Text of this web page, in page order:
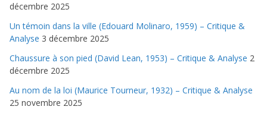
décembre 2025
Un témoin dans la ville (Edouard Molinaro, 1959) – Critique &
Analyse 3 décembre 2025
Chaussure à son pied (David Lean, 1953) – Critique & Analyse 2
décembre 2025
Au nom de la loi (Maurice Tourneur, 1932) – Critique & Analyse
25 novembre 2025